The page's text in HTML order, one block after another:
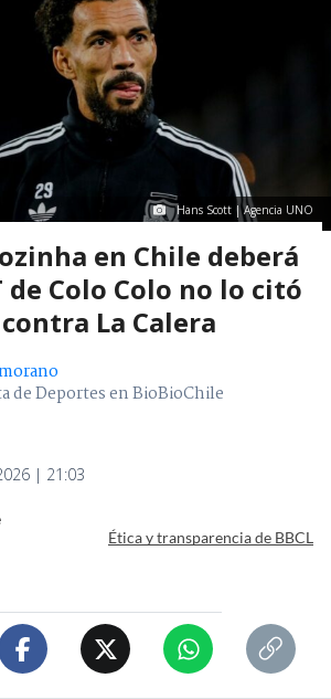
Hans Scott | Agencia UNO
en Chile deberá
de Colo Colo no lo citó
La Calera
de Deportes en BioBioChile
| 21:03
Ética y transparencia de BBCL